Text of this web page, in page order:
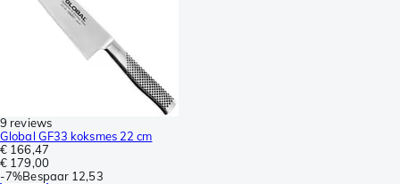
9 reviews
Global GF33 koksmes 22 cm
€ 166,47
€ 179,00
-7%Bespaar 12,53